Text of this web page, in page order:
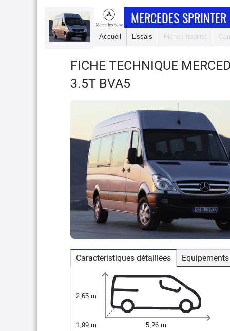
MERCEDES
Accueil Essais Fiches fiabilité
FICHE TECHNIQUE
3.5T BVA5
Caractéristiques détaillées
2,65 m
1,99 m 5,26 m